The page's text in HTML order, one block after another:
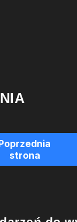
strona